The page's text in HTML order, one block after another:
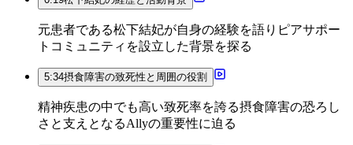
元患者である松下結妃が自身の経験を語りピアサポー
トコミュニティを設立した背景を探る
5:34摂食障害の致死性と周囲の役割
精神疾患の中でも高い致死率を誇る摂食障害の恐ろし
さと支えとなるAllyの重要性に迫る